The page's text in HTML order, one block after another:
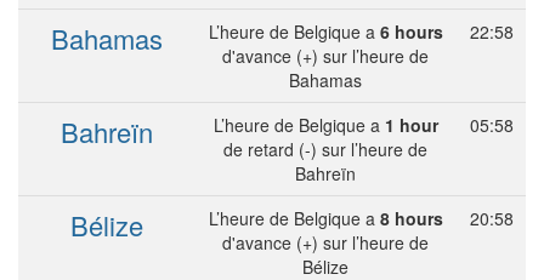
Bahamas L’heure de Belgique a 6 hours
d'avance (+) sur l’heure de
Bahamas
22:58
Bahreïn L’heure de Belgique a 1 hour
de retard (-) sur l’heure de
Bahreïn
05:58
Bélize L’heure de Belgique a 8 hours
d'avance (+) sur l’heure de
Bélize
20:58